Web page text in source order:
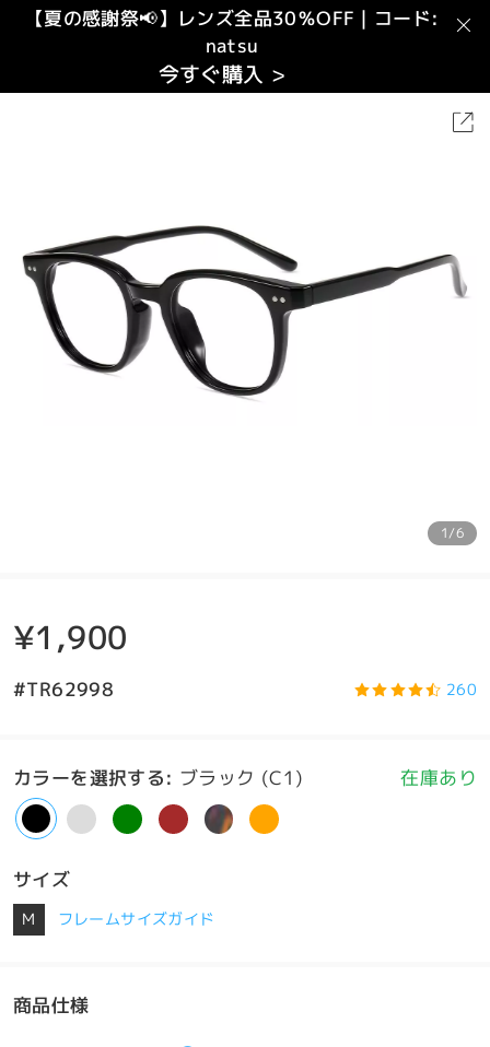
【夏の感謝祭📢】レンズ全品30％OFF｜コード:
natsu
今すぐ購入 >
1/6
¥1,900
#TR62998 260
カラーを選択する: ブラック (C1) 在庫あり
サイズ
M フレームサイズガイド
商品仕様